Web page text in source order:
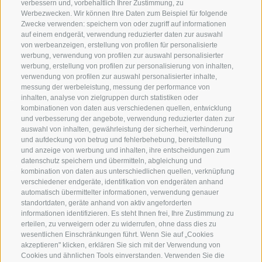
verbessern und, vorbehaltlich Ihrer Zustimmung, zu
Werbezwecken. Wir können Ihre Daten zum Beispiel für folgende
Zwecke verwenden: speichern von oder zugriff auf informationen
auf einem endgerät, verwendung reduzierter daten zur auswahl
von werbeanzeigen, erstellung von profilen für personalisierte
werbung, verwendung von profilen zur auswahl personalisierter
werbung, erstellung von profilen zur personalisierung von inhalten,
verwendung von profilen zur auswahl personalisierter inhalte,
messung der werbeleistung, messung der performance von
inhalten, analyse von zielgruppen durch statistiken oder
kombinationen von daten aus verschiedenen quellen, entwicklung
und verbesserung der angebote, verwendung reduzierter daten zur
auswahl von inhalten, gewährleistung der sicherheit, verhinderung
und aufdeckung von betrug und fehlerbehebung, bereitstellung
und anzeige von werbung und inhalten, ihre entscheidungen zum
datenschutz speichern und übermitteln, abgleichung und
kombination von daten aus unterschiedlichen quellen, verknüpfung
verschiedener endgeräte, identifikation von endgeräten anhand
automatisch übermittelter informationen, verwendung genauer
standortdaten, geräte anhand von aktiv angeforderten
informationen identifizieren. Es steht Ihnen frei, Ihre Zustimmung zu
erteilen, zu verweigern oder zu widerrufen, ohne dass dies zu
wesentlichen Einschränkungen führt. Wenn Sie auf „Cookies
akzeptieren" klicken, erklären Sie sich mit der Verwendung von
Cookies und ähnlichen Tools einverstanden. Verwenden Sie die
NÜTZLICHE LINKS
Herkunft
Expertise
Nachhaltigkeit
Produkte & Marken
Ethikkodex
Organisationsmodell
Whistleblowing
SOCIAL MEDIA